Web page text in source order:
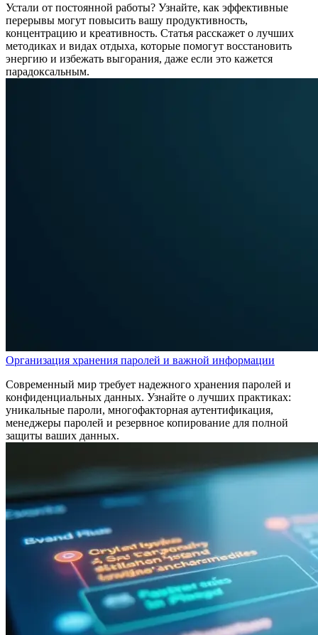
Устали от постоянной работы? Узнайте, как эффективные
перерывы могут повысить вашу продуктивность,
концентрацию и креативность. Статья расскажет о лучших
методиках и видах отдыха, которые помогут восстановить
энергию и избежать выгорания, даже если это кажется
парадоксальным.
Организация хранения паролей и важной информации
Современный мир требует надежного хранения паролей и
конфиденциальных данных. Узнайте о лучших практиках:
уникальные пароли, многофакторная аутентификация,
менеджеры паролей и резервное копирование для полной
защиты ваших данных.